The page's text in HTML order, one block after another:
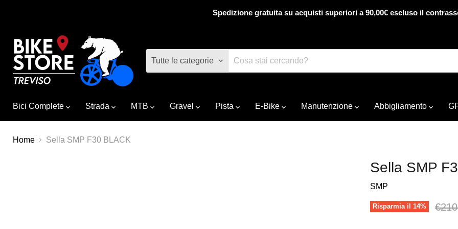
Spedizione gratuita su acquisti superiori a 90,00€ escluso il
Tutte le categorie
Bici Complete
Strada MTB Gravel Pista E-Bike Manutenzione Abbigliamento
Home Sella SMP F30 BLACK
Sella SMP
SMP
Risparmia il 14%